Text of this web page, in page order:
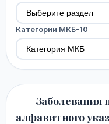
Категории МКБ-10
Заболевания
алфавитного